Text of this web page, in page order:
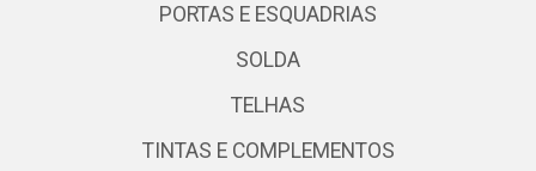
PORTAS E ESQUADRIAS
SOLDA
TELHAS
TINTAS E COMPLEMENTOS